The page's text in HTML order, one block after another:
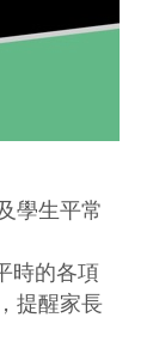
學生平常
時的各項
提醒家長